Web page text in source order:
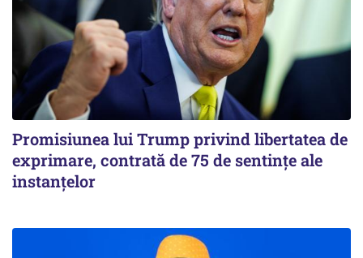
Promisiunea lui Trump privind libertatea de
exprimare, contrată de 75 de sentințe ale
instanțelor